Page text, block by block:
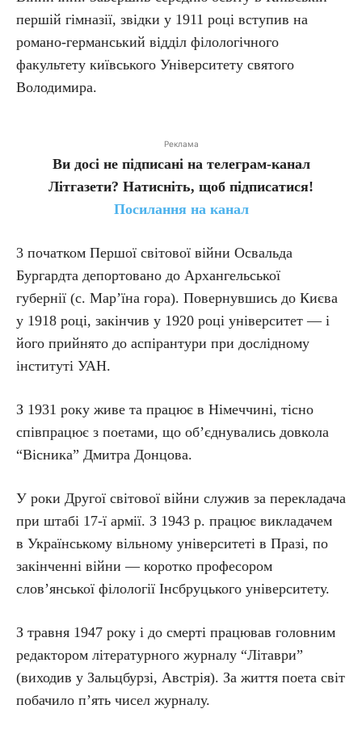
першій гімназії, звідки у 1911 році вступив на
романо-германський відділ філологічного
факультету київського Університету святого
Володимира.
Реклама
Ви досі не підписані на телеграм-канал
Літгазети? Натисніть, щоб підписатися!
Посилання на канал
3 початком Першої світової війни Освальда
Бургардта депортовано до Архангельської
губернії (с. Мар’їна гора). Повернувшись до Києва
у 1918 році, закінчив у 1920 році університет — і
його прийнято до аспірантури при дослідному
інституті УАН.
З 1931 року живе та працює в Німеччині, тісно
співпрацює з поетами, що об’єднувались довкола
“Вісника” Дмитра Донцова.
У роки Другої світової війни служив за перекладача
при штабі 17-ї армії. З 1943 р. працює викладачем
в Українському вільному університеті в Празі, по
закінченні війни — коротко професором
слов’янської філології Інсбруцького університету.
З травня 1947 року і до смерті працював головним
редактором літературного журналу “Літаври”
(виходив у Зальцбурзі, Австрія). За життя поета світ
побачило п’ять чисел журналу.